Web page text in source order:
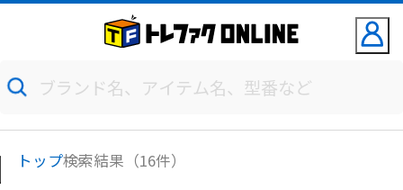
トップ検索結果（16件）